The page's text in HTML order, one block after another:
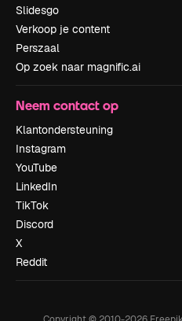
Slidesgo
Verkoop je content
Perszaal
Op zoek naar magnific.ai
Neem contact op
Klantondersteuning
Instagram
YouTube
LinkedIn
TikTok
Discord
X
Reddit